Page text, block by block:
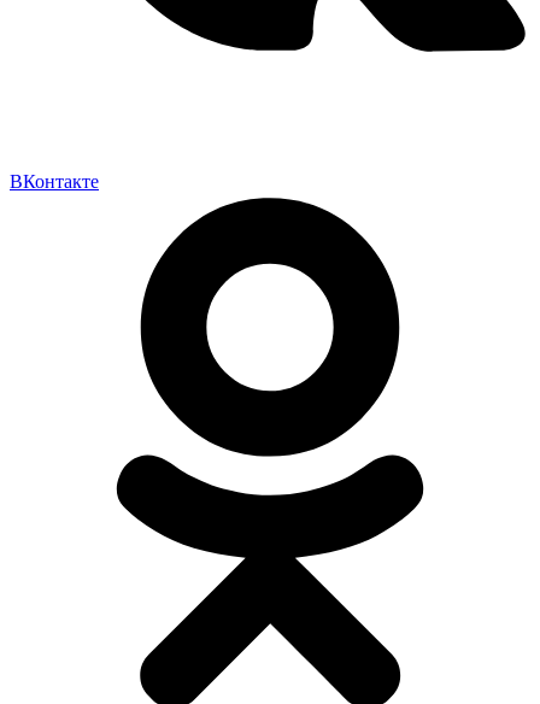
ВКонтакте